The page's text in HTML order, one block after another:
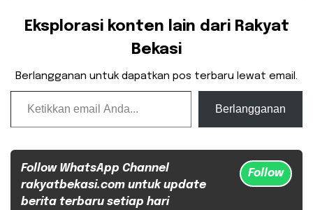
Eksplorasi konten lain dari Rakyat
Bekasi
Berlangganan untuk dapatkan pos terbaru lewat email.
Ketikkan email Anda...
Berlangganan
Follow WhatsApp Channel
rakyatbekasi.com untuk update
berita terbaru setiap hari
Follow